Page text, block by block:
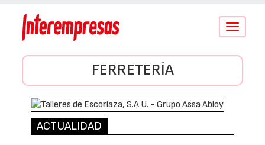
Conmutar
FERRETERÍA
ACTUALIDAD